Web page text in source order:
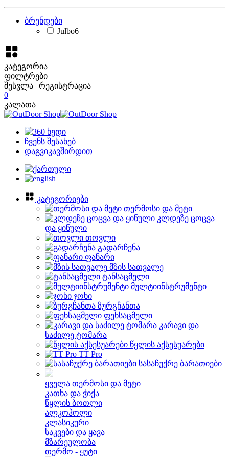
ბრენდები
Julbo6
კატეგორია
ფილტრები
შესვლა | რეგისტრაცია
0
კალათა
ჩვენს შესახებ
დაგვიკავშირდით
კატეგორიები
თერმოსი და მეტი
კლდეზე ცოცვა
და ყინული
თოვლი
გადარჩენა
ფანარი
მზის სათვალე
ტანსაცმელი
მულტიინსტრუმენტი
ჯოხი
ზურგჩანთა
ფეხსაცმელი
კარავი და
საძილე ტომარა
წყლის აქსესუარები
TT Pro
სასაჩუქრე ბარათიები
ყველა თერმოსი და მეტი
კათხა და ჭიქა
წყლის ბოთლი
ალკოჰოლი
კლასიკური
საკვები და ყავა
მზარეულობა
თერმო - ყუტი